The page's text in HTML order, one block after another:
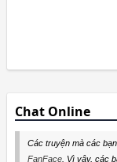
Chat Online
Các truyện mà các
FanFace. Vì vậy, các